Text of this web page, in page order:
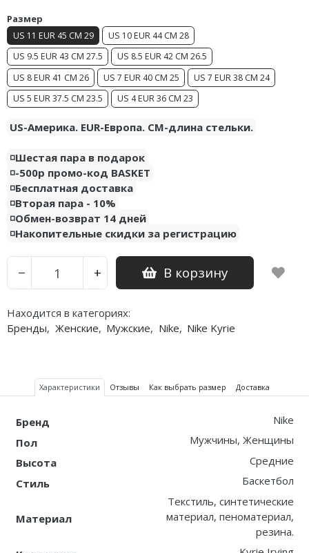
Размер
US 11 EUR 45 CM 29
US 10 EUR 44 CM 28
US 9.5 EUR 43 CM 27.5
US 8.5 EUR 42 CM 26.5
US 8 EUR 41 CM 26
US 7 EUR 40 CM 25
US 7 EUR 38 CM 24
US 5 EUR 37.5 CM 23.5
US 4 EUR 36 CM 23
US-Америка. EUR-Европа. CM-длина стельки.
◽️Шестая пара в подарок
◽️-500р промо-код BASKET
◽️Бесплатная доставка
◽️Вторая пара - 10%
◽️Обмен-возврат 14 дней
◽️Накопительные скидки за регистрацию
− + В корзину
Находится в категориях:
Бренды, Женские, Мужские, Nike, Nike Kyrie
Характеристики Отзывы Как выбрать размер Доставка
Бренд
Nike
Пол
Мужчины, Женщины
Высота
Средние
Стиль
Баскетбол
Материал
Текстиль, синтетические
материал, пеноматериал,
резина.
Air Jordan 15
Air Jordan 23